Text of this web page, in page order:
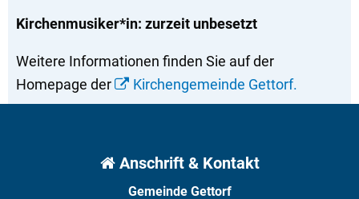
Kirchenmusiker*in: zurzeit unbesetzt
Weitere Informationen finden Sie auf der
Homepage der
Kirchengemeinde Gettorf.
Anschrift & Kontakt
Gemeinde Gettorf